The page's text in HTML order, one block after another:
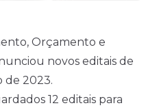
Orçamento e
novos editais de
de 2023.
12 editais para